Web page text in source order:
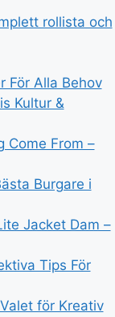
rollista och
För Alla Behov
Kultur &
Come From –
Burgare i
Jacket Dam –
Tips För
för Kreativ